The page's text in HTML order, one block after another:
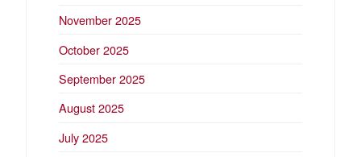
November 2025
October 2025
September 2025
August 2025
July 2025